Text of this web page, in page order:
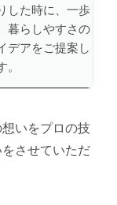
した時に、一歩
暮らしやすさの
デアをご提案し
。
いをプロの技
させていただ